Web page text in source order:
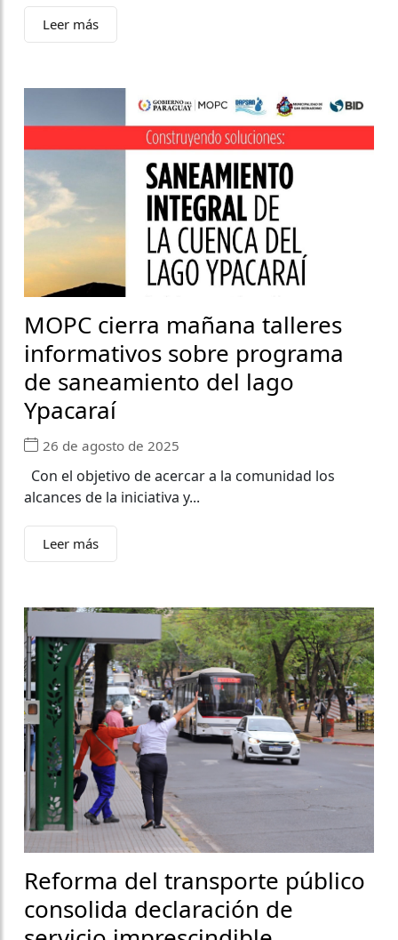
Leer más
MOPC cierra mañana talleres
informativos sobre programa
de saneamiento del lago
Ypacaraí
26 de agosto de 2025
Con el objetivo de acercar a la comunidad los
alcances de la iniciativa y...
Leer más
Reforma del transporte público
consolida declaración de